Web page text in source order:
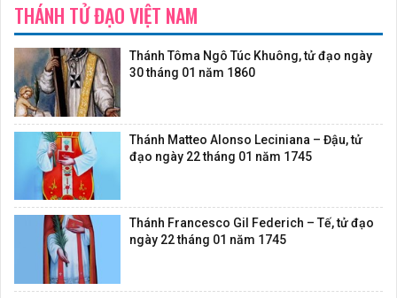
THÁNH TỬ ĐẠO VIỆT NAM
Thánh Tôma Ngô Túc Khuông, tử đạo ngày
30 tháng 01 năm 1860
Thánh Matteo Alonso Leciniana – Đậu, tử
đạo ngày 22 tháng 01 năm 1745
Thánh Francesco Gil Federich – Tế, tử đạo
ngày 22 tháng 01 năm 1745